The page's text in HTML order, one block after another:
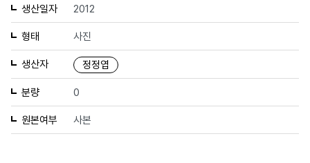
생산일자 2012
형태 사진
생산자 정정엽
분량 0
원본여부 사본